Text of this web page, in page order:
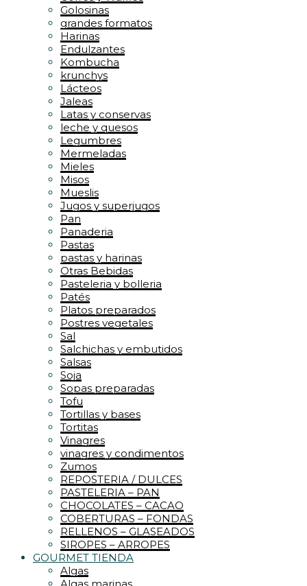
Golosinas
grandes formatos
Harinas
Endulzantes
Kombucha
krunchys
Lácteos
Jaleas
Latas y conservas
leche y quesos
Legumbres
Mermeladas
Mieles
Misos
Mueslis
Jugos y superjugos
Pan
Panaderia
Pastas
pastas y harinas
Otras Bebidas
Pasteleria y bolleria
Patés
Platos preparados
Postres vegetales
Sal
Salchichas y embutidos
Salsas
Soja
Sopas preparadas
Tofu
Tortillas y bases
Tortitas
Vinagres
vinagres y condimentos
Zumos
REPOSTERIA / DULCES
PASTELERIA – PAN
CHOCOLATES – CACAO
COBERTURAS – FONDAS
RELLENOS – GLASEADOS
SIROPES – ARROPES
GOURMET TIENDA
Algas